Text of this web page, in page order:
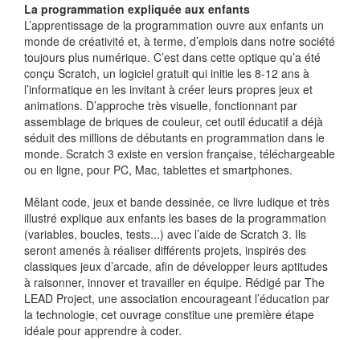
La programmation expliquée aux enfants
L’apprentissage de la programmation ouvre aux enfants un
monde de créativité et, à terme, d’emplois dans notre société
toujours plus numérique. C’est dans cette optique qu’a été
conçu Scratch, un logiciel gratuit qui initie les 8-12 ans à
l’informatique en les invitant à créer leurs propres jeux et
animations. D’approche très visuelle, fonctionnant par
assemblage de briques de couleur, cet outil éducatif a déjà
séduit des millions de débutants en programmation dans le
monde. Scratch 3 existe en version française, téléchargeable
ou en ligne, pour PC, Mac, tablettes et smartphones.
Mêlant code, jeux et bande dessinée, ce livre ludique et très
illustré explique aux enfants les bases de la programmation
(variables, boucles, tests...) avec l’aide de Scratch 3. Ils
seront amenés à réaliser différents projets, inspirés des
classiques jeux d’arcade, afin de développer leurs aptitudes
à raisonner, innover et travailler en équipe. Rédigé par The
LEAD Project, une association encourageant l’éducation par
la technologie, cet ouvrage constitue une première étape
idéale pour apprendre à coder.